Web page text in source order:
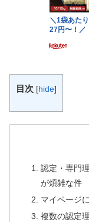
目次 [hide]
認定・専門
が煩雑な件
マイページ
複数の認定